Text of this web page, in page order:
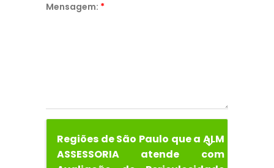
Mensagem: *
Regiões de São Paulo que a ALM
ASSESSORIA atende com